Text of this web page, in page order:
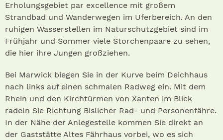
Erholungsgebiet par excellence mit großem
Strandbad und Wanderwegen im Uferbereich. An den
ruhigen Wasserstellen im Naturschutzgebiet sind im
Frühjahr und Sommer viele Storchenpaare zu sehen,
die hier ihre Jungen großziehen.
Bei Marwick biegen Sie in der Kurve beim Deichhaus
nach links auf einen schmalen Radweg ein. Mit dem
Rhein und den Kirchtürmen von Xanten im Blick
radeln Sie Richtung Bislicher Rad- und Personenfähre.
In der Nähe der Anlegestelle kommen Sie direkt an
der Gaststätte Altes Fährhaus vorbei, wo es sich